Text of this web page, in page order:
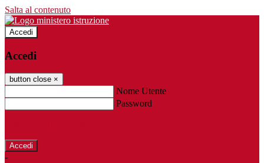
Salta al contenuto
Accedi
Accedi
button close ×
Nome Utente
Password
-